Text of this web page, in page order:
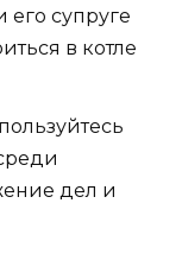
его супруге
в котле
дел и